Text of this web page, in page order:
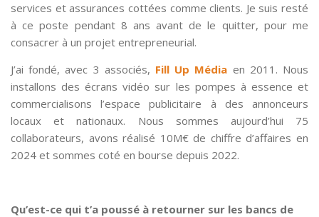
services et assurances cottées comme clients. Je suis resté
à ce poste pendant 8 ans avant de le quitter, pour me
consacrer à un projet entrepreneurial.
J’ai fondé, avec 3 associés, Fill Up Média en 2011. Nous
installons des écrans vidéo sur les pompes à essence et
commercialisons l’espace publicitaire à des annonceurs
locaux et nationaux. Nous sommes aujourd’hui 75
collaborateurs, avons réalisé 10M€ de chiffre d’affaires en
2024 et sommes coté en bourse depuis 2022.
Qu’est-ce qui t’a poussé à retourner sur les bancs de